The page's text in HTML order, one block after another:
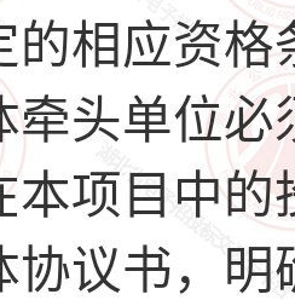
的相应资
牵头单位
本项目中
协议书，